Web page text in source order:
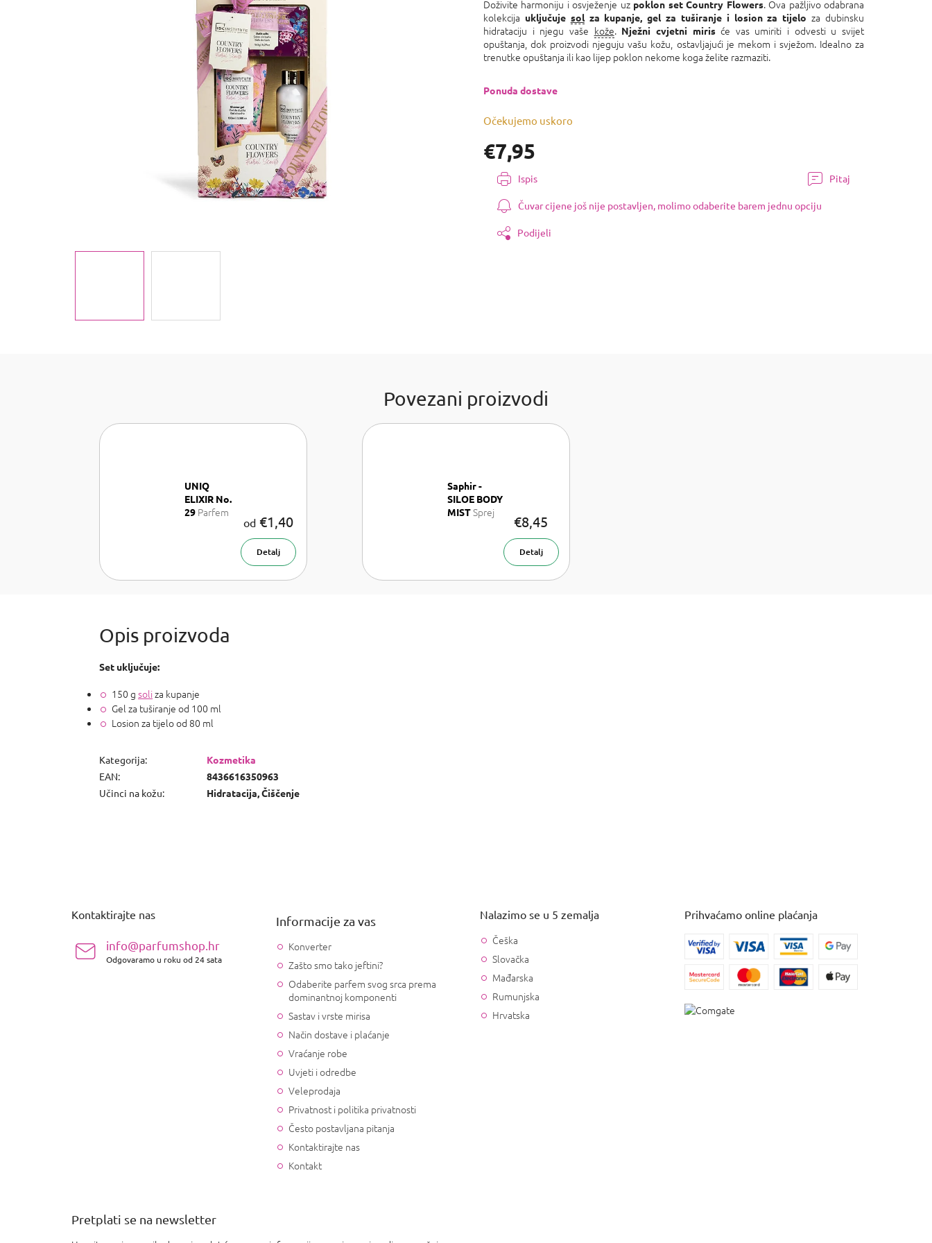
proizvoda
je
0,0
od
5
€7,95
Izmjeri
cijenu:
Očekujemo uskoro
Ponuda dostave
Doživite harmoniju i osvježenje uz poklon set Country Flowers. Ova pažljivo odabrana
kolekcija uključuje solza kupanje, gel za tuširanje i losion za tijelo za dubinsku
hidrataciju i njegu vaše kože. Nježni cvjetni mirisće vas umiriti i odvesti u svijet
opuštanja, dok proizvodi njeguju vašu kožu, ostavljajući je mekom i svježom. Idealno za
trenutke opuštanja ili kao lijep poklon nekome koga želite razmaziti.
Ispis Pitaj
Čuvar cijene još nije postavljen, molimo odaberite barem jednu opciju
Podijeli
Povezani proizvodi
UNIQ
ELIXIR No.
29 Parfem
od€1,40
Detalj
Saphir -
SILOE BODY
MISTSprej
€8,45
Detalj
Set uključuje:
150 g soliza kupanje
Gel za tuširanje od 100 ml
Losion za tijelo od 80 ml
Kategorija:
Kozmetika
EAN:
8436616350963
Učinci na kožu: Hidratacija, Čiščenje
Kontaktirajte nas
info@parfumshop.hr
Odgovaramo u roku od 24 sata
Informacije za vas
Konverter
Zašto smo tako jeftini?
Odaberite parfem svog srca prema
dominantnoj komponenti
Sastav i vrste mirisa
Način dostave i plaćanje
Vraćanje robe
Uvjeti i odredbe
Veleprodaja
Privatnost i politika privatnosti
Često postavljana pitanja
Kontaktirajte nas
Kontakt
Nalazimo se u 5 zemalja
Češka
Slovačka
Mađarska
Rumunjska
Hrvatska
Prihvaćamo online plaćanja
Pretplati se na newsletter